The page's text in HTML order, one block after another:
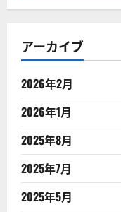
アーカイブ
2026年2月
2026年1月
2025年8月
2025年7月
2025年5月